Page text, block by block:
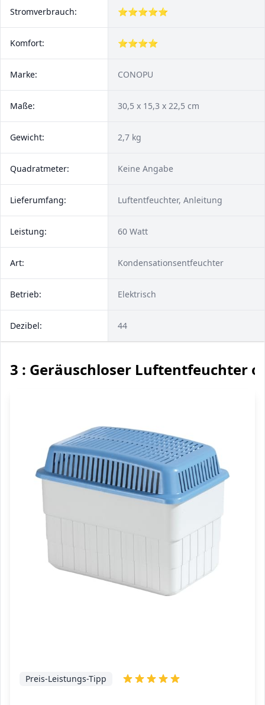
Stromverbrauch: ⭐⭐⭐⭐⭐
Komfort: ⭐⭐⭐⭐
Marke: CONOPU
Maße: 30,5 x 15,3 x 22,5 cm
Gewicht: 2,7 kg
Quadratmeter: Keine Angabe
Lieferumfang: Luftentfeuchter, Anleitung
Leistung: 60 Watt
Art: Kondensationsentfeuchter
Betrieb: Elektrisch
Dezibel: 44
3 : Geräuschloser Luftentfeuchter
Preis-Leistungs-Tipp